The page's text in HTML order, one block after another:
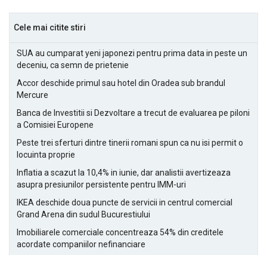
Cele mai citite stiri
SUA au cumparat yeni japonezi pentru prima data in peste un
deceniu, ca semn de prietenie
Accor deschide primul sau hotel din Oradea sub brandul
Mercure
Banca de Investitii si Dezvoltare a trecut de evaluarea pe piloni
a Comisiei Europene
Peste trei sferturi dintre tinerii romani spun ca nu isi permit o
locuinta proprie
Inflatia a scazut la 10,4% in iunie, dar analistii avertizeaza
asupra presiunilor persistente pentru IMM-uri
IKEA deschide doua puncte de servicii in centrul comercial
Grand Arena din sudul Bucurestiului
Imobiliarele comerciale concentreaza 54% din creditele
acordate companiilor nefinanciare